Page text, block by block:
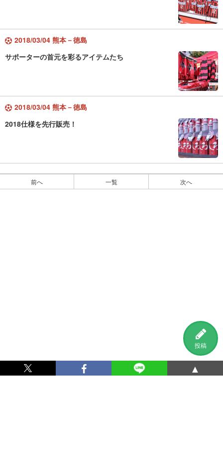
投稿
2018/03/04 熊本－徳島
サポーターの首元を彩るアイテムたち
2018/03/04 熊本－徳島
2018仕様を先行販売！
前へ 一覧 次へ
▲